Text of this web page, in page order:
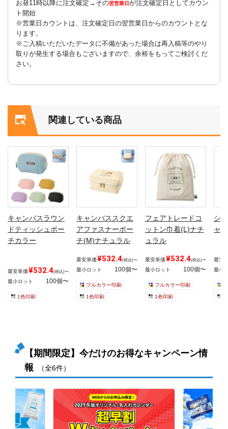
お昼11時以降に注文確定→その翌営業日が注文確定日としてカウン
ト開始
※営業日カウントは、注文確定日の翌営業日からのカウントとな
ります。
※ご入稿いただいたデータに不備があった場合は再入稿等のやり
取りが発生する場合もございますので、余裕をもってご検討くだ
さい。
関連している商品
キャンバスラウン
ドティッシュポー
チカラー
最安単価¥532.4(税込)〜
最小ロット 100個〜
1色印刷
キャンバススクエ
アファスナーポー
チ(M)ナチュラル
最安単価¥532.4(税込)〜
最小ロット 100個〜
フルカラー印刷
1色印刷
フェアトレードコ
ットン巾着(L)ナチ
ュラル
最安単価¥532.4(税込)〜
最小ロット 100個〜
フルカラー印刷
1色印刷
シ
ャ
最安
最小
【期間限定】今だけのお得なキャンペーン情
報
（全6件）